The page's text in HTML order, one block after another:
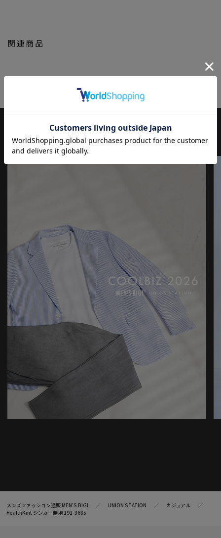
関連商品
JOURNAL もっと
メンズファッション通販 MEN'S BIGI UNION STATION
カジュアル
HealthKnit シンカー無地 191-3685